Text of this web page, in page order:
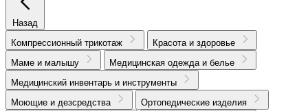
Назад
Компрессионный трикотаж
Красота и здоровье
Маме и малышу
Медицинская одежда и белье
Медицинский инвентарь и инструменты
Моющие и дезсредства
Ортопедические изделия